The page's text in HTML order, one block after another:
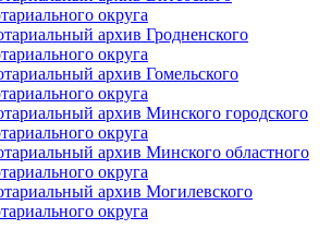
округа
архив Гродненского
округа
архив Гомельского
округа
архив Минского городского
округа
архив Минского областного
округа
архив Могилевского
округа